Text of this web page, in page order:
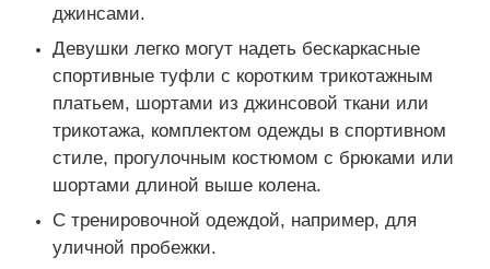
джинсами.
Девушки легко могут надеть бескаркасные
спортивные туфли с коротким трикотажным
платьем, шортами из джинсовой ткани или
трикотажа, комплектом одежды в спортивном
стиле, прогулочным костюмом с брюками или
шортами длиной выше колена.
С тренировочной одеждой, например, для
уличной пробежки.